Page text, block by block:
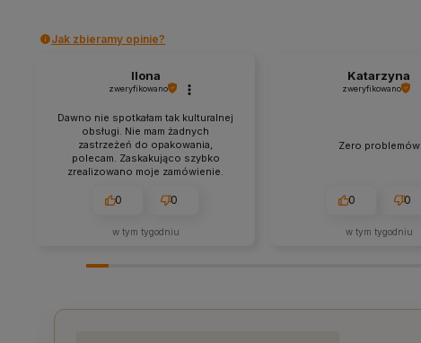
Jak zbieramy opinie?
Ilona
zweryfikowano
Dawno nie spotkałam tak kulturalnej
obsługi. Nie mam żadnych
zastrzeżeń do opakowania,
polecam. Zaskakująco szybko
zrealizowano moje zamówienie.
zapakowane, oryginalne i w
0 0
w tym tygodniu
Katarzyna
zweryfikowano
Zero problemów
0 0
w tym tygodniu